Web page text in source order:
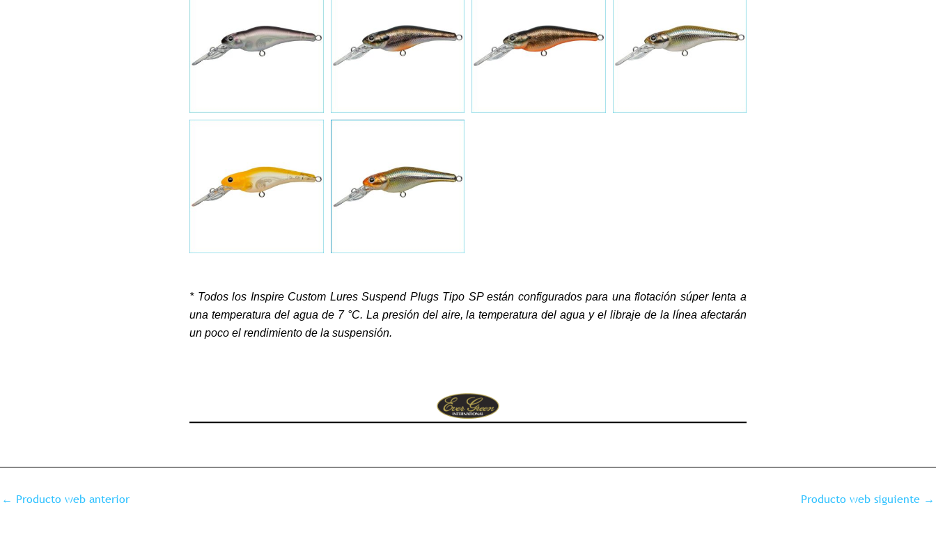
* Todos los Inspire Custom Lures Suspend Plugs Tipo SP están configurados para una flotación súper lenta a
una temperatura del agua de 7 °C. La presión del aire, la temperatura del agua y el libraje de la línea afectarán
un poco el rendimiento de la suspensión.
← Producto web anterior Producto web siguiente →